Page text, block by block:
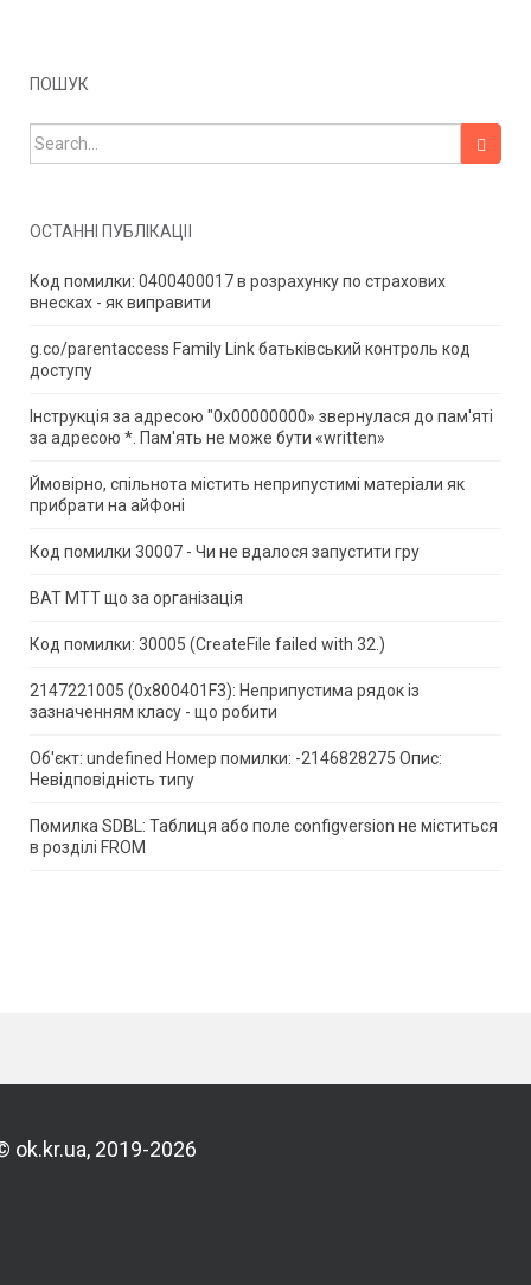
ПОШУК
Search for:
ОСТАННІ ПУБЛІКАЦІЇ
Код помилки: 0400400017 в розрахунку по страхових
внесках - як виправити
g.co/parentaccess Family Link батьківський контроль код
доступу
Інструкція за адресою "0x00000000» звернулася до пам'яті
за адресою *. Пам'ять не може бути «written»
Ймовірно, спільнота містить неприпустимі матеріали як
прибрати на айФоні
Код помилки 30007 - Чи не вдалося запустити гру
ВАТ МТТ що за організація
Код помилки: 30005 (CreateFile failed with 32.)
2147221005 (0x800401F3): Неприпустима рядок із
зазначенням класу - що робити
Об'єкт: undefined Номер помилки: -2146828275 Опис:
Невідповідність типу
Помилка SDBL: Таблиця або поле configversion не міститься
в розділі FROM
ok.kr.ua, 2019-2026